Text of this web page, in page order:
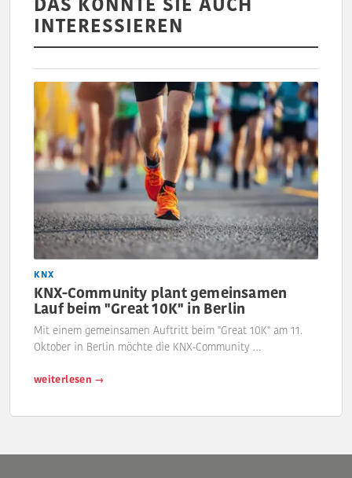
DAS KÖNNTE SIE AUCH
INTERESSIEREN
KNX
KNX-Community plant gemeinsamen
Lauf beim "Great 10K" in Berlin
Mit einem gemeinsamen Auftritt beim "Great 10K" am 11.
Oktober in Berlin möchte die KNX-Community …
weiterlesen →